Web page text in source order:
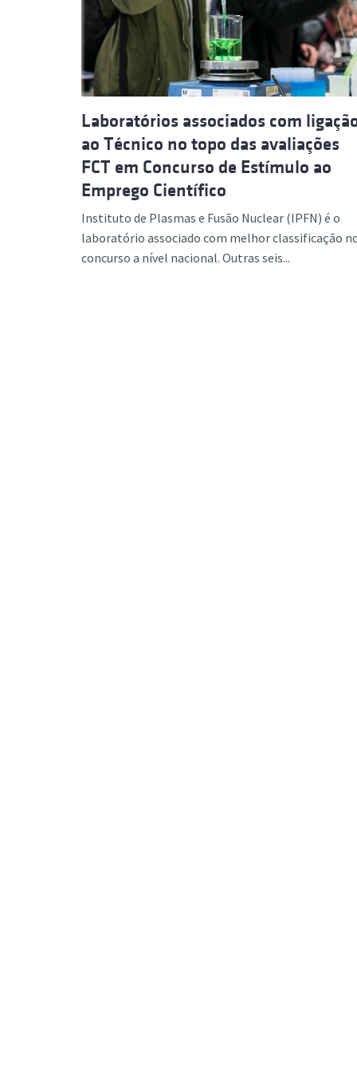
Laboratórios associados com
ao Técnico no topo das avaliações
FCT em Concurso de Estímulo ao
Emprego Científico
Instituto de Plasmas e Fusão Nuclear (IPFN) é o
laboratório associado com melhor classificação
concurso a nível nacional. Outras seis...